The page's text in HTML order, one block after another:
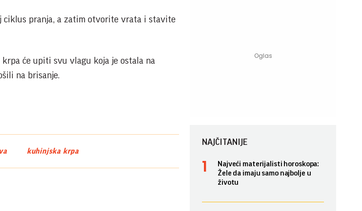
ciklus pranja, a zatim otvorite vrata i stavite
će upiti svu vlagu koja je ostala na
na brisanje.
kuhinjska krpa
NAJČITANIJE
Najveći materijalisti horoskopa:
Žele da imaju samo najbolje u
životu